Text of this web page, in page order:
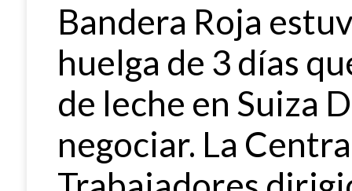
Bandera Roja
huelga de 3 días
de leche en Suiza
negociar. La